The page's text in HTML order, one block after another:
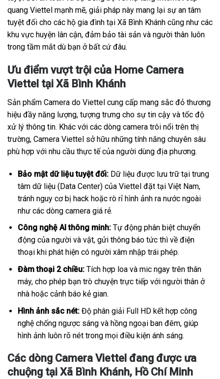
quang Viettel mạnh mẽ, giải pháp này mang lại sự an tâm
tuyệt đối cho các hộ gia đình tại Xã Bình Khánh cũng như các
khu vực huyện lân cận, đảm bảo tài sản và người thân luôn
trong tầm mắt dù bạn ở bất cứ đâu.
Ưu điểm vượt trội của Home Camera
Viettel tại Xã Bình Khánh
Sản phẩm Camera do Viettel cung cấp mang sắc đỏ thương
hiệu đầy năng lượng, tượng trưng cho sự tin cậy và tốc độ
xử lý thông tin. Khác với các dòng camera trôi nổi trên thị
trường, Camera Viettel sở hữu những tính năng chuyên sâu
phù hợp với nhu cầu thực tế của người dùng địa phương.
Bảo mật dữ liệu tuyệt đối:Dữ liệu được lưu trữ tại trung
tâm dữ liệu (Data Center) của Viettel đặt tại Việt Nam,
tránh nguy cơ bị hack hoặc rò rỉ hình ảnh ra nước ngoài
như các dòng camera giá rẻ.
Công nghệ AI thông minh:Tự động phân biệt chuyển
động của người và vật, gửi thông báo tức thì về điện
thoại khi phát hiện có người xâm nhập trái phép.
Đàm thoại 2 chiều:Tích hợp loa và mic ngay trên thân
máy, cho phép bạn trò chuyện trực tiếp với người thân ở
nhà hoặc cảnh báo kẻ gian.
Hình ảnh sắc nét:Độ phân giải Full HD kết hợp công
nghệ chống ngược sáng và hồng ngoại ban đêm, giúp
hình ảnh luôn rõ nét trong mọi điều kiện ánh sáng.
Các dòng Camera Viettel đang được ưa
chuộng tại Xã Bình Khánh, Hồ Chí Minh